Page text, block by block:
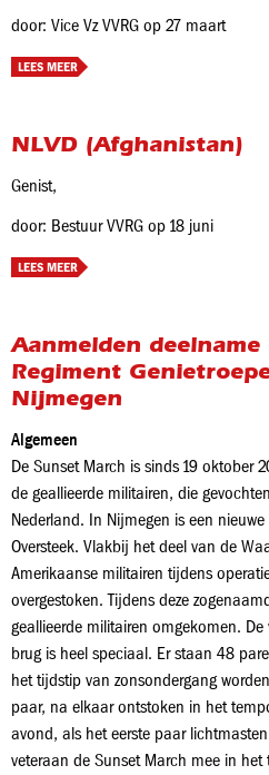
door: Vice Vz VVRG op 27 maart
LEES MEER
NLVD (Afghanistan)
Genist,
door: Bestuur VVRG op 18 juni
LEES MEER
Aanmelden deelname
Regiment
Nijmegen
Algemeen
De Sunset March is sinds 19 oktober
de geallieerde militairen, die
Nederland. In Nijmegen is een
Oversteek. Vlakbij het deel van de
Amerikaanse militairen tijdens
overgestoken. Tijdens deze
geallieerde militairen omgekomen.
brug is heel speciaal. Er staan 48
het tijdstip van zonsondergang
paar, na elkaar ontstoken in het
avond, als het eerste paar
veteraan de Sunset March mee in